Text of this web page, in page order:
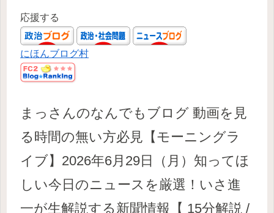
応援する
にほんブログ村
まっさんのなんでもブログ 動画を見
る時間の無い方必見【モーニングラ
イブ】2026年6月29日（月）知ってほ
しい今日のニュースを厳選！いさ進
一が生解説する新聞情報【 15分解説 /